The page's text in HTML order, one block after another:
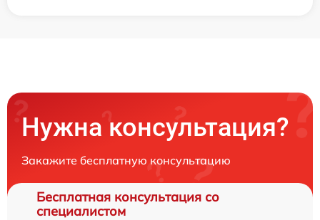
Нужна консультация?
Закажите бесплатную консультацию
Бесплатная консультация со
специалистом